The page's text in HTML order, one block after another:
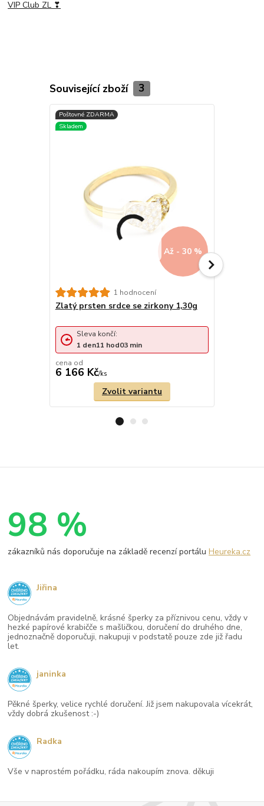
VIP Club ZL ❣
Související zboží 3
Až - 30 %
1 hodnocení
Zlatý prsten srdce se zirkony 1,30g
cena od
6 166 Kč/ks
Sleva končí:
1 den11 hod03 min
Zvolit variantu
98 %
zákazníků nás doporučuje na základě recenzí portáluHeureka.cz
Objednávám pravidelně, krásné šperky za příznivou cenu, vždy v
hezké papírové krabičče s mašličkou, doručení do druhého dne,
jednoznačně doporučuji, nakupuji v podstatě pouze zde již řadu
let.
Jiřina
Pěkné šperky, velice rychlé doručení. Již jsem nakupovala vícekrát,
vždy dobrá zkušenost :-)
janinka
Vše v naprostém pořádku, ráda nakoupím znova. děkuji
Radka